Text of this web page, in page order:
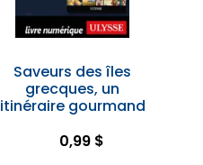
Saveurs des îles
grecques, un
itinéraire gourmand
0,99 $